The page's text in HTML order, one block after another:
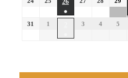
●
31 1 3 4 5